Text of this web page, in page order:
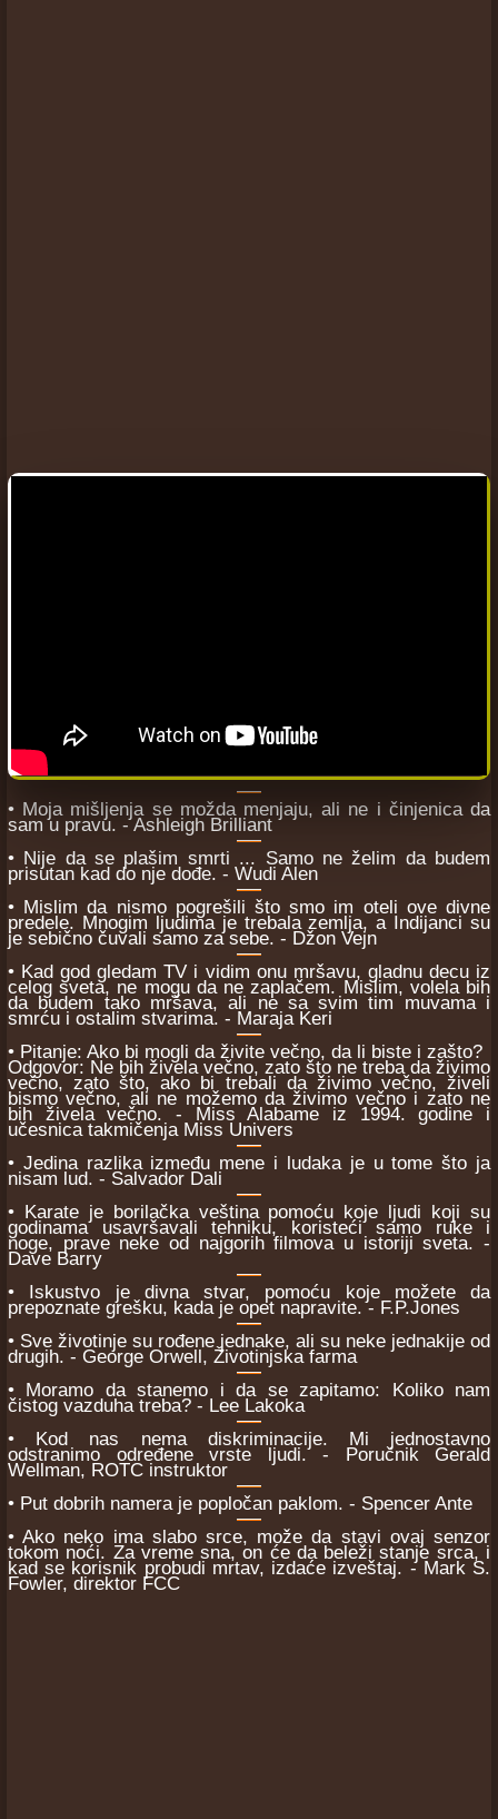
• Moja mišljenja se možda menjaju, ali ne i činjenica da
sam u pravu. - Ashleigh Brilliant
• Nije da se plašim smrti ... Samo ne želim da budem
prisutan kad do nje dođe. - Wudi Alen
• Mislim da nismo pogrešili što smo im oteli ove divne
predele. Mnogim ljudima je trebala zemlja, a Indijanci su
je sebično čuvali samo za sebe. - Džon Vejn
• Kad god gledam TV i vidim onu mršavu, gladnu decu iz
celog sveta, ne mogu da ne zaplačem. Mislim, volela bih
da budem tako mršava, ali ne sa svim tim muvama i
smrću i ostalim stvarima. - Maraja Keri
• Pitanje: Ako bi mogli da živite večno, da li biste i zašto?
Odgovor: Ne bih živela večno, zato što ne treba da živimo
večno, zato što, ako bi trebali da živimo večno, živeli
bismo večno, ali ne možemo da živimo večno i zato ne
bih živela večno. - Miss Alabame iz 1994. godine i
učesnica takmičenja Miss Univers
• Jedina razlika između mene i ludaka je u tome što ja
nisam lud. - Salvador Dali
• Karate je borilačka veština pomoću koje ljudi koji su
godinama usavršavali tehniku, koristeći samo ruke i
noge, prave neke od najgorih filmova u istoriji sveta. -
Dave Barry
• Iskustvo je divna stvar, pomoću koje možete da
prepoznate grešku, kada je opet napravite. - F.P.Jones
• Sve životinje su rođene jednake, ali su neke jednakije od
drugih. - George Orwell, Životinjska farma
• Moramo da stanemo i da se zapitamo: Koliko nam
čistog vazduha treba? - Lee Lakoka
• Kod nas nema diskriminacije. Mi jednostavno
odstranimo određene vrste ljudi. - Poručnik Gerald
Wellman, ROTC instruktor
• Put dobrih namera je popločan paklom. - Spencer Ante
• Ako neko ima slabo srce, može da stavi ovaj senzor
tokom noći. Za vreme sna, on će da beleži stanje srca, i
kad se korisnik probudi mrtav, izdaće izveštaj. - Mark S.
Fowler, direktor FCC